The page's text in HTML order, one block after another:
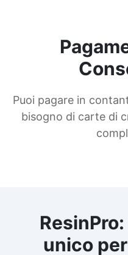
Puoi pagare in
bisogno di carte di
unico